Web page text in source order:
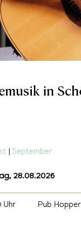
in
September
28.08.2026
Uhr Pub